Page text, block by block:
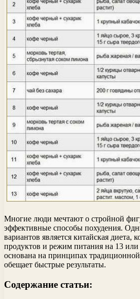
Многие люди мечтают о стройной
эффективные способы похудения.
вариантов является китайская диета,
продуктов и режим питания на 13 или
основана на принципах
обещает быстрые результаты.
Содержание статьи: